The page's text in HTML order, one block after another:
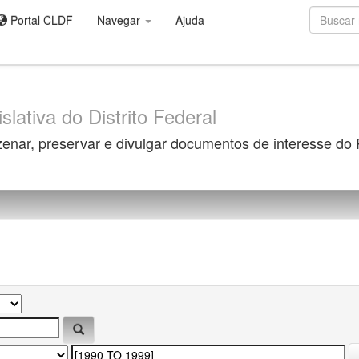
Portal CLDF Navegar Ajuda
do Distrito Federal
preservar e divulgar documentos de interesse